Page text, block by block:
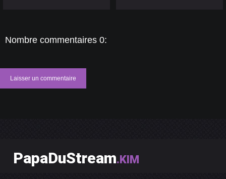
Nombre commentaires 0:
Laisser un commentaire
PapaDuStream.KIM